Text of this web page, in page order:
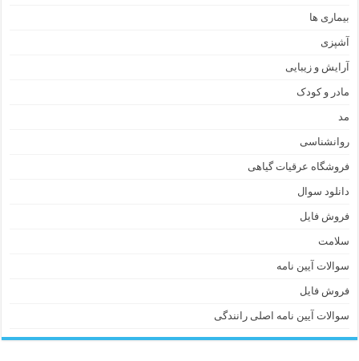
بیماری ها
آشپزی
آرایش و زیبایی
مادر و کودک
مد
روانشناسی
فروشگاه عرقیات گیاهی
دانلود سوال
فروش فایل
سلامت
سوالات آیین نامه
فروش فایل
سوالات آیین نامه اصلی رانندگی